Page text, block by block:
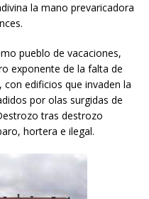
la mano prevaricadora
pueblo de vacaciones,
exponente de la falta de
edificios que invaden la
por olas surgidas de
tras destrozo
hortera e ilegal.